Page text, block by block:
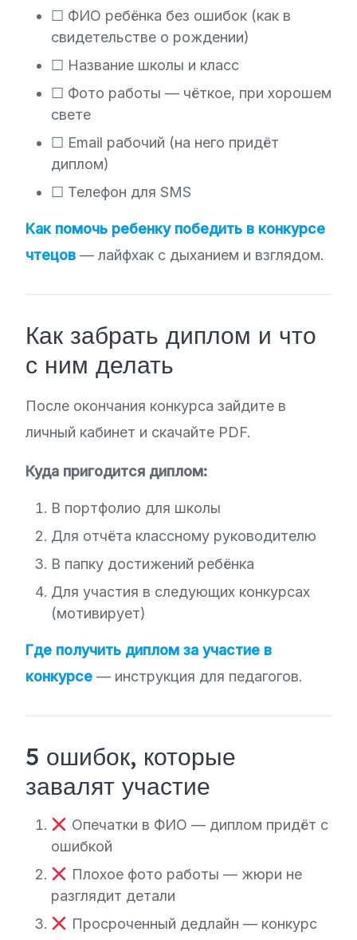
☐ ФИО ребёнка без ошибок (как в
свидетельстве о рождении)
☐ Название школы и класс
☐ Фото работы — чёткое, при хорошем
свете
☐ Email рабочий (на него придёт
диплом)
☐ Телефон для SMS
Как помочь ребенку победить в конкурсе
чтецов — лайфхак с дыханием и взглядом.
Как забрать диплом и что
с ним делать
После окончания конкурса зайдите в
личный кабинет и скачайте PDF.
Куда пригодится диплом:
В портфолио для школы
Для отчёта классному руководителю
В папку достижений ребёнка
Для участия в следующих конкурсах
(мотивирует)
Где получить диплом за участие в
конкурсе — инструкция для педагогов.
5 ошибок, которые
завалят участие
Опечатки в ФИО — диплом придёт с
ошибкой
Плохое фото работы — жюри не
разглядит детали
Просроченный дедлайн — конкурс